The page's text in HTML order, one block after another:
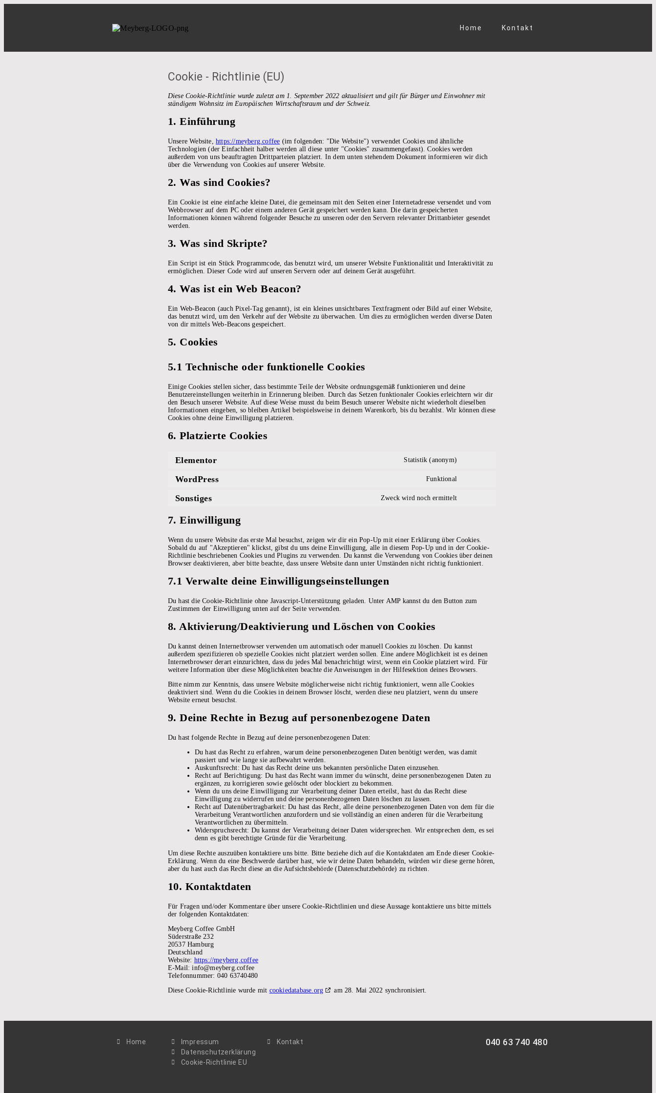
Home Kontakt
Cookie - Richtlinie (EU)
Diese Cookie-Richtlinie wurde zuletzt am 1. September 2022 aktualisiert und gilt für Bürger und Einwohner mit
ständigem Wohnsitz im Europäischen Wirtschaftsraum und der Schweiz.
1. Einführung
Unsere Website,https://meyberg.coffee (im folgenden: "Die Website") verwendet Cookies und ähnliche
Technologien (der Einfachheit halber werden all diese unter "Cookies" zusammengefasst). Cookies werden
außerdem von uns beauftragten Drittparteien platziert. In dem unten stehendem Dokument informieren wir dich
über die Verwendung von Cookies auf unserer Website.
2. Was sind Cookies?
Ein Cookie ist eine einfache kleine Datei, die gemeinsam mit den Seiten einer Internetadresse versendet und vom
Webbrowser auf dem PC oder einem anderen Gerät gespeichert werden kann. Die darin gespeicherten
Informationen können während folgender Besuche zu unseren oder den Servern relevanter Drittanbieter gesendet
werden.
3. Was sind Skripte?
Ein Script ist ein Stück Programmcode, das benutzt wird, um unserer Website Funktionalität und Interaktivität zu
ermöglichen. Dieser Code wird auf unseren Servern oder auf deinem Gerät ausgeführt.
4. Was ist ein Web Beacon?
Ein Web-Beacon (auch Pixel-Tag genannt), ist ein kleines unsichtbares Textfragment oder Bild auf einer Website,
das benutzt wird, um den Verkehr auf der Website zu überwachen. Um dies zu ermöglichen werden diverse Daten
von dir mittels Web-Beacons gespeichert.
5. Cookies
5.1 Technische oder funktionelle Cookies
Einige Cookies stellen sicher, dass bestimmte Teile der Website ordnungsgemäß funktionieren und deine
Benutzereinstellungen weiterhin in Erinnerung bleiben. Durch das Setzen funktionaler Cookies erleichtern wir dir
den Besuch unserer Website. Auf diese Weise musst du beim Besuch unserer Website nicht wiederholt dieselben
Informationen eingeben, so bleiben Artikel beispielsweise in deinem Warenkorb, bis du bezahlst. Wir können diese
Cookies ohne deine Einwilligung platzieren.
6. Platzierte Cookies
Elementor Statistik (anonym)
WordPress Funktional
Sonstiges Zweck wird noch ermittelt
7. Einwilligung
Wenn du unsere Website das erste Mal besuchst, zeigen wir dir ein Pop-Up mit einer Erklärung über Cookies.
Sobald du auf "Akzeptieren" klickst, gibst du uns deine Einwilligung, alle in diesem Pop-Up und in der Cookie-
Richtlinie beschriebenen Cookies und Plugins zu verwenden. Du kannst die Verwendung von Cookies über deinen
Browser deaktivieren, aber bitte beachte, dass unsere Website dann unter Umständen nicht richtig funktioniert.
7.1 Verwalte deine Einwilligungseinstellungen
Du hast die Cookie-Richtlinie ohne Javascript-Unterstützung geladen. Unter AMP kannst du den Button zum
Zustimmen der Einwilligung unten auf der Seite verwenden.
8. Aktivierung/Deaktivierung und Löschen von Cookies
Du kannst deinen Internetbrowser verwenden um automatisch oder manuell Cookies zu löschen. Du kannst
außerdem spezifizieren ob spezielle Cookies nicht platziert werden sollen. Eine andere Möglichkeit ist es deinen
Internetbrowser derart einzurichten, dass du jedes Mal benachrichtigt wirst, wenn ein Cookie platziert wird. Für
weitere Information über diese Möglichkeiten beachte die Anweisungen in der Hilfesektion deines Browsers.
Bitte nimm zur Kenntnis, dass unsere Website möglicherweise nicht richtig funktioniert, wenn alle Cookies
deaktiviert sind. Wenn du die Cookies in deinem Browser löscht, werden diese neu platziert, wenn du unsere
Website erneut besuchst.
9. Deine Rechte in Bezug auf personenbezogene Daten
Du hast folgende Rechte in Bezug auf deine personenbezogenen Daten:
Du hast das Recht zu erfahren, warum deine personenbezogenen Daten benötigt werden, was damit
passiert und wie lange sie aufbewahrt werden.
Auskunftsrecht: Du hast das Recht deine uns bekannten persönliche Daten einzusehen.
Recht auf Berichtigung: Du hast das Recht wann immer du wünscht, deine personenbezogenen Daten zu
ergänzen, zu korrigieren sowie gelöscht oder blockiert zu bekommen.
Wenn du uns deine Einwilligung zur Verarbeitung deiner Daten erteilst, hast du das Recht diese
Einwilligung zu widerrufen und deine personenbezogenen Daten löschen zu lassen.
Recht auf Datenübertragbarkeit: Du hast das Recht, alle deine personenbezogenen Daten von dem für die
Verarbeitung Verantwortlichen anzufordern und sie vollständig an einen anderen für die Verarbeitung
Verantwortlichen zu übermitteln.
Widerspruchsrecht: Du kannst der Verarbeitung deiner Daten widersprechen. Wir entsprechen dem, es sei
denn es gibt berechtigte Gründe für die Verarbeitung.
Um diese Rechte auszuüben kontaktiere uns bitte. Bitte beziehe dich auf die Kontaktdaten am Ende dieser Cookie-
Erklärung. Wenn du eine Beschwerde darüber hast, wie wir deine Daten behandeln, würden wir diese gerne hören,
aber du hast auch das Recht diese an die Aufsichtsbehörde (Datenschutzbehörde) zu richten.
10. Kontaktdaten
Für Fragen und/oder Kommentare über unsere Cookie-Richtlinien und diese Aussage kontaktiere uns bitte mittels
der folgenden Kontaktdaten:
Meyberg Coffee GmbH
Süderstraße 232
20537 Hamburg
Deutschland
Website: https://meyberg.coffee
E-Mail:info@meyberg.coffee
Telefonnummer: 040 63740480
Diese Cookie-Richtlinie wurde mit cookiedatabase.org am 28. Mai 2022 synchronisiert.
Home
Impressum
Datenschutzerklärung
Cookie-Richtlinie EU
Kontakt 040 63 740 480